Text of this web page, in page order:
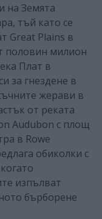
на Земята
тъй като се
Great Plains в
половин милион
Плат в
за гнездене в
жерави в
от реката
Audubon с площ
в Rowe
обиколки с
изпълват
бърборене